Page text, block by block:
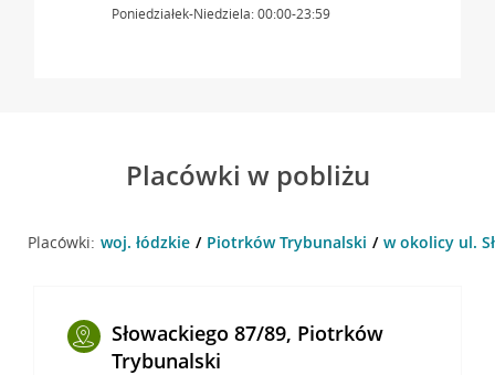
Poniedziałek-Niedziela: 00:00-23:59
Placówki w pobliżu
Placówki: woj. łódzkie Piotrków Trybunalski w okolicy ul.
Słowackiego 87/89, Piotrków
Trybunalski